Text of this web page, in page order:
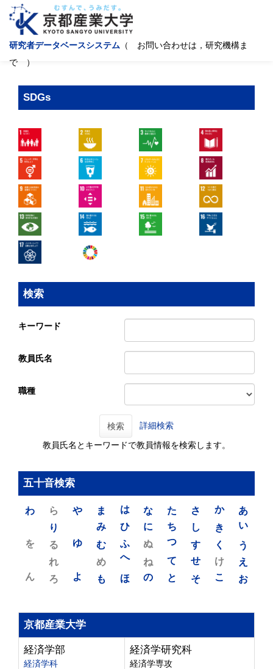
研究者データベースシステム （ お問い合わせは，研究機構ま
で ）
SDGs
検索
キーワード
教員氏名
職種
検索 詳細検索
教員氏名とキーワードで教員情報を検索します。
五十音検索
あ
い
う
え
お
か
き
く
け
こ
さ
し
す
せ
そ
た
ち
つ
て
と
な
に
ぬ
ね
の
は
ひ
ふ
へ
ほ
ま
み
む
め
も
や
ゆ
よ
ら
り
る
れ
ろ
わ
を
ん
京都産業大学
経済学部
経済学科
経済学研究科
経済学専攻